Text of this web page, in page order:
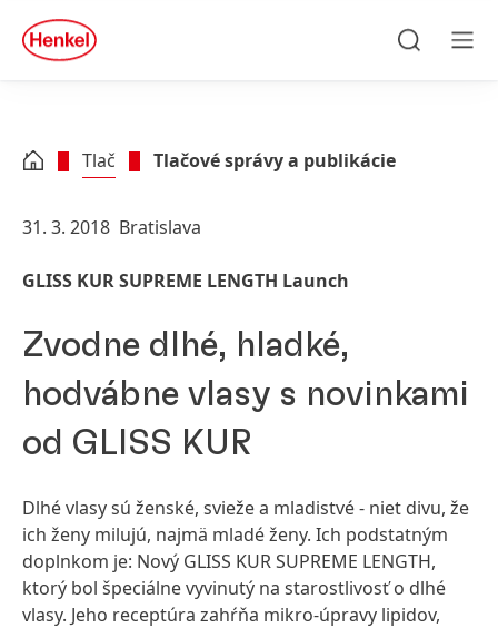
Skip to footer
quick
search
Tlač Tlačové správy a publikácie
31. 3. 2018 Bratislava
GLISS KUR SUPREME LENGTH Launch
Zvodne dlhé, hladké,
hodvábne vlasy s novinkami
od GLISS KUR
Dlhé vlasy sú ženské, svieže a mladistvé - niet divu, že
ich ženy milujú, najmä mladé ženy. Ich podstatným
doplnkom je: Nový GLISS KUR SUPREME LENGTH,
ktorý bol špeciálne vyvinutý na starostlivosť o dlhé
vlasy. Jeho receptúra zahŕňa mikro-úpravy lipidov,